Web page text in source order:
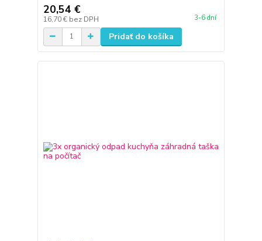
20,54 €
16,70 € bez DPH 3-6 dní
Pridať do košíka